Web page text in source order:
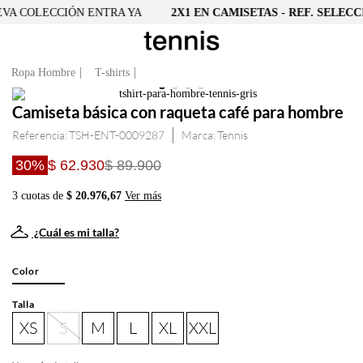
COLECCIÓN ENTRA YA 2X1 EN CAMISETAS - REF.
Ropa Hombre T-shirts
Camiseta básica con raqueta café para hombre
Referencia:TSH-ENT-0009287 Tennis
30% $ 62.930$ 89.900
3 cuotas de $ 20.976,67 Ver más
¿Cuál es mi talla?
Color
Talla
XS S M L XL XXL